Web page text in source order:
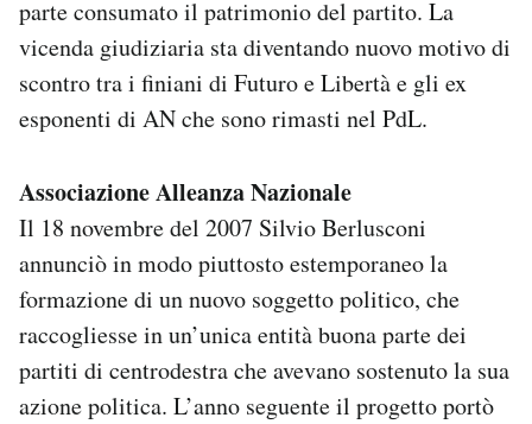
AREA PERSONALE
Area Personale
Newsletter
Hai bisogno di aiuto?
Esci
parte consumato il patrimonio del partito. La
vicenda giudiziaria sta diventando nuovo motivo di
scontro tra i finiani di Futuro e Libertà e gli ex
esponenti di AN che sono rimasti nel PdL.
Associazione Alleanza Nazionale
Il 18 novembre del 2007 Silvio Berlusconi
annunciò in modo piuttosto estemporaneo la
formazione di un nuovo soggetto politico, che
raccogliesse in un’unica entità buona parte dei
partiti di centrodestra che avevano sostenuto la sua
azione politica. L’anno seguente il progetto portò